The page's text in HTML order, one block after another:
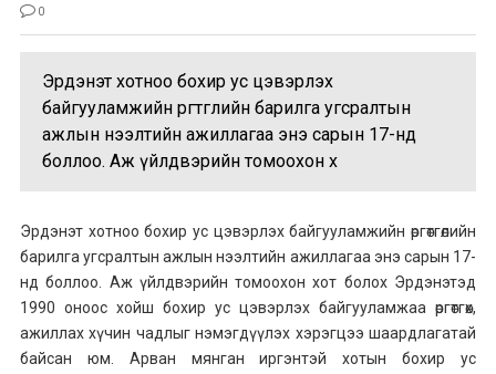
0
Эрдэнэт хотноо бохир ус цэвэрлэх
байгууламжийн өргөтгөлийн барилга угсралтын
ажлын нээлтийн ажиллагаа энэ сарын 17-нд
боллоо. Аж үйлдвэрийн томоохон х
Эрдэнэт хотноо бохир ус цэвэрлэх байгууламжийн өргөтгөлийн
барилга угсралтын ажлын нээлтийн ажиллагаа энэ сарын 17-
нд боллоо. Аж үйлдвэрийн томоохон хот болох Эрдэнэтэд
1990 оноос хойш бохир ус цэвэрлэх байгууламжаа өргөтгөх,
ажиллах хүчин чадлыг нэмэгдүүлэх хэрэгцээ шаардлагатай
байсан юм. Арван мянган иргэнтэй хотын бохир ус